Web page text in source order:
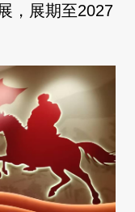
，展期至2027